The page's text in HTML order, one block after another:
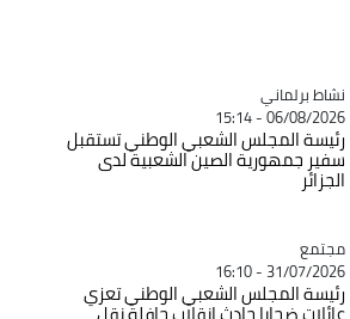
Catégorie
نشاط برلماني
06/08/2026 - 15:14
رئيسة المجلس الشعبي الوطني تستقبل
سفير جمهورية الصين الشعبية لدى
الجزائر
Catégorie
مجتمع
31/07/2026 - 16:10
رئيسة المجلس الشعبي الوطني تعزي